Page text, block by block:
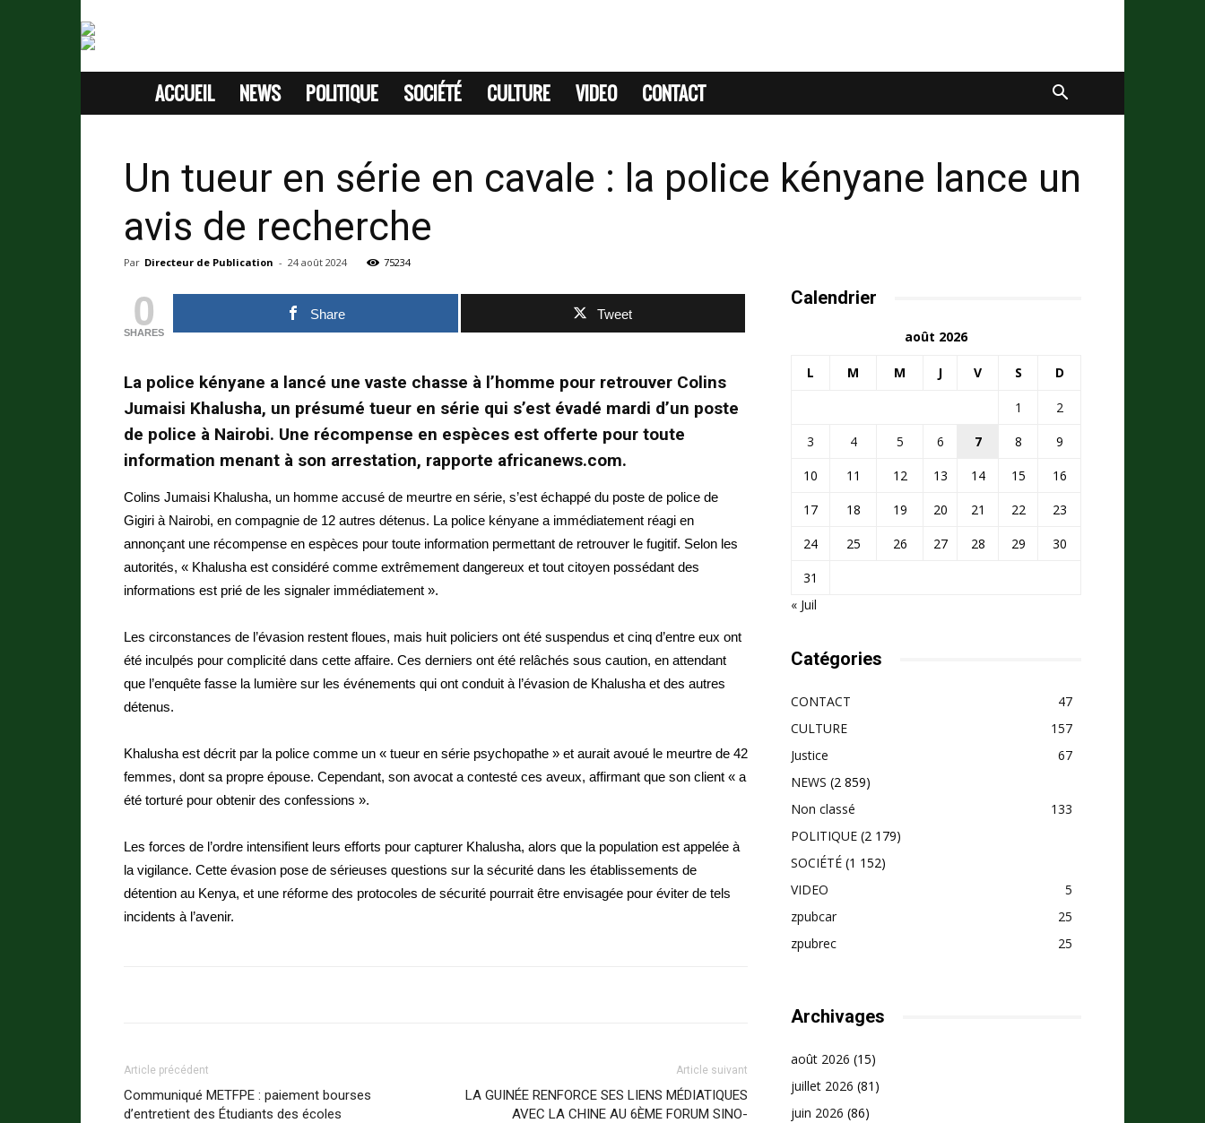
SITE
SANS
PASSION
ACCUEIL NEWS POLITIQUE SOCIÉTÉ CULTURE VIDEO CONTACT
Un tueur en série en cavale : la police kényane lance un
avis de recherche
Par Directeur de Publication - 24 août 2024 75234
0
SHARES
Share Tweet
La police kényane a lancé une vaste chasse à l’homme pour retrouver Colins
Jumaisi Khalusha, un présumé tueur en série qui s’est évadé mardi d’un poste
de police à Nairobi. Une récompense en espèces est offerte pour toute
information menant à son arrestation, rapporte africanews.com.
Colins Jumaisi Khalusha, un homme accusé de meurtre en série, s’est échappé du poste de police de
Gigiri à Nairobi, en compagnie de 12 autres détenus. La police kényane a immédiatement réagi en
annonçant une récompense en espèces pour toute information permettant de retrouver le fugitif. Selon les
autorités, « Khalusha est considéré comme extrêmement dangereux et tout citoyen possédant des
informations est prié de les signaler immédiatement ».
Les circonstances de l’évasion restent floues, mais huit policiers ont été suspendus et cinq d’entre eux ont
été inculpés pour complicité dans cette affaire. Ces derniers ont été relâchés sous caution, en attendant
que l’enquête fasse la lumière sur les événements qui ont conduit à l’évasion de Khalusha et des autres
détenus.
Khalusha est décrit par la police comme un « tueur en série psychopathe » et aurait avoué le meurtre de 42
femmes, dont sa propre épouse. Cependant, son avocat a contesté ces aveux, affirmant que son client « a
été torturé pour obtenir des confessions ».
Les forces de l’ordre intensifient leurs efforts pour capturer Khalusha, alors que la population est appelée à
la vigilance. Cette évasion pose de sérieuses questions sur la sécurité dans les établissements de
détention au Kenya, et une réforme des protocoles de sécurité pourrait être envisagée pour éviter de tels
incidents à l’avenir.
Article précédent
Communiqué METFPE : paiement bourses
d’entretient des Étudiants des écoles
Article suivant
LA GUINÉE RENFORCE SES LIENS MÉDIATIQUES
AVEC LA CHINE AU 6ÈME FORUM SINO-
Calendrier
août 2026
L M M J V S D
1
2
3
4 5 6 7 8
9
10
11 12 13 14 15
16
17
18 19 20 21 22
23
24
25 26 27 28 29
30
31
« Juil
Catégories
CONTACT
47
CULTURE
157
Justice
67
NEWS (2 859)
Non classé
133
POLITIQUE (2 179)
SOCIÉTÉ (1 152)
VIDEO
5
zpubcar
25
zpubrec
25
Archivages
août 2026 (15)
juillet 2026 (81)
juin 2026 (86)